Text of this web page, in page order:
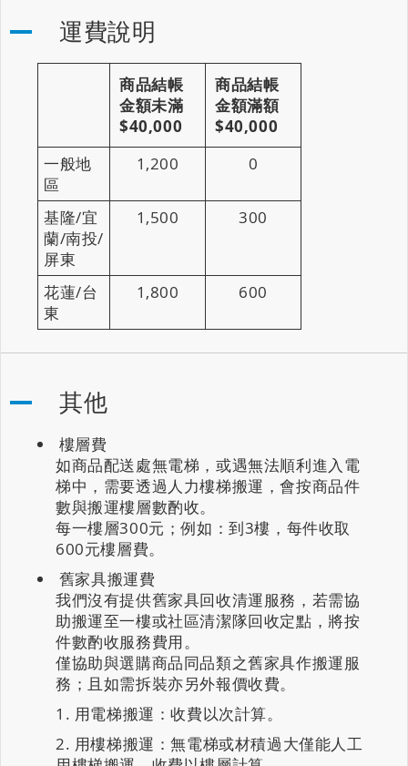
運費說明
商品結帳
金額未滿
$40,000
商品結帳
金額滿額
$40,000
一般地
區
1,200 0
基隆/宜
蘭/南投/
屏東
1,500 300
花蓮/台
東
1,800 600
其他
樓層費
如商品配送處無電梯，或遇無法順利進入電
梯中，需要透過人力樓梯搬運，會按商品件
數與搬運樓層數酌收。
每一樓層300元；例如：到3樓，每件收取
600元樓層費。
舊家具搬運費
我們沒有提供舊家具回收清運服務，若需協
助搬運至一樓或社區清潔隊回收定點，將按
件數酌收服務費用。
僅協助與選購商品同品類之舊家具作搬運服
務；且如需拆裝亦另外報價收費。
用電梯搬運：收費以次計算。
用樓梯搬運：無電梯或材積過大僅能人工